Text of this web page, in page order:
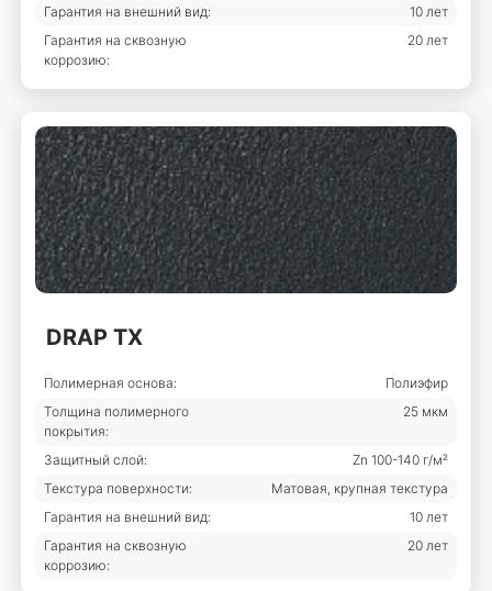
Гарантия на внешний вид:
10 лет
Гарантия на сквозную
коррозию:
20 лет
DRAP ТХ
Полимерная основа:
Полиэфир
Толщина полимерного
покрытия:
25 мкм
Защитный слой:
Zn 100-140 г/м²
Текстура поверхности:
Матовая, крупная текстура
Гарантия на внешний вид:
10 лет
Гарантия на сквозную
коррозию:
20 лет